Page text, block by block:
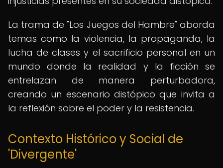
La trama de "Los Juegos del Hambre" aborda
temas como la violencia, la propaganda, la
lucha de clases y el sacrificio personal en un
mundo donde la realidad y la ficción se
entrelazan de manera perturbadora,
creando un escenario distópico que invita a
la reflexión sobre el poder y la resistencia.
Contexto Histórico y Social de
'Divergente'